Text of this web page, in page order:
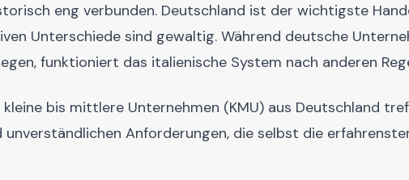
eng verbunden. Deutschland ist der wichtigste
Unterschiede sind gewaltig. Während deutsche
funktioniert das italienische System nach anderen
bis mittlere Unternehmen (KMU) aus Deutschland
Anforderungen, die selbst die